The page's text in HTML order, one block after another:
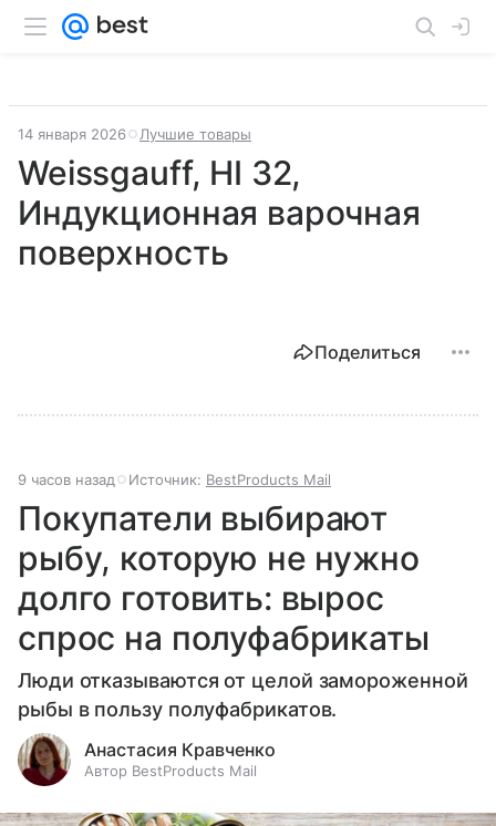
14 января 2026 Лучшие товары
Weissgauff, HI 32,
Индукционная варочная
поверхность
Поделиться
9 часов назад Источник: BestProducts Mail
Покупатели выбирают
рыбу, которую не нужно
долго готовить: вырос
спрос на полуфабрикаты
Люди отказываются от целой замороженной
рыбы в пользу полуфабрикатов.
Анастасия Кравченко
Автор BestProducts Mail